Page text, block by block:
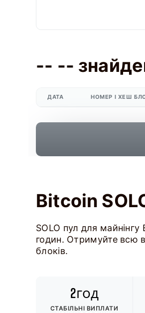
-- --
ДАТА НОМЕР І ХЕШ
Bitcoin
SOLO пул для
годин. Отримуйте всю
блоків.
2год
СТАБІЛЬНІ ВИПЛАТИ